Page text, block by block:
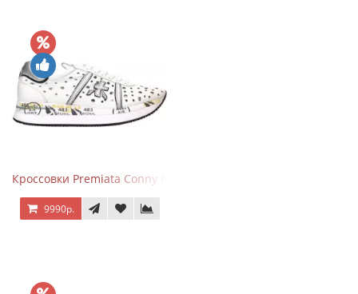
Кроссовки Premiata Conny Perforated White
9990р.